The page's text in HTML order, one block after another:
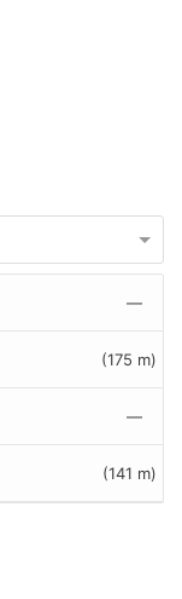
—
(175 m)
—
(141 m)